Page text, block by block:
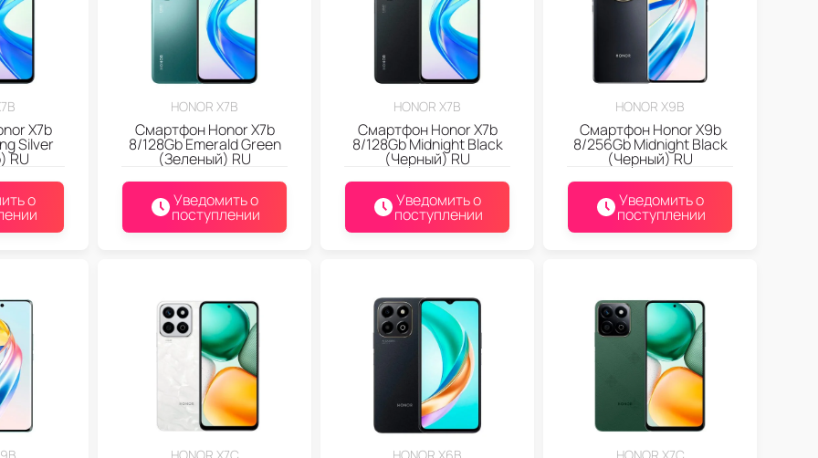
X7b
Silver
RU
о
HONOR X7B
Смартфон Honor X7b
8/128Gb Emerald Green
(Зеленый) RU
Уведомить о
поступлении
HONOR X7B
Смартфон Honor X7b
8/128Gb Midnight Black
(Черный) RU
Уведомить о
поступлении
HONOR X9B
Смартфон Honor X9b
8/256Gb Midnight Black
(Черный) RU
Уведомить о
поступлении